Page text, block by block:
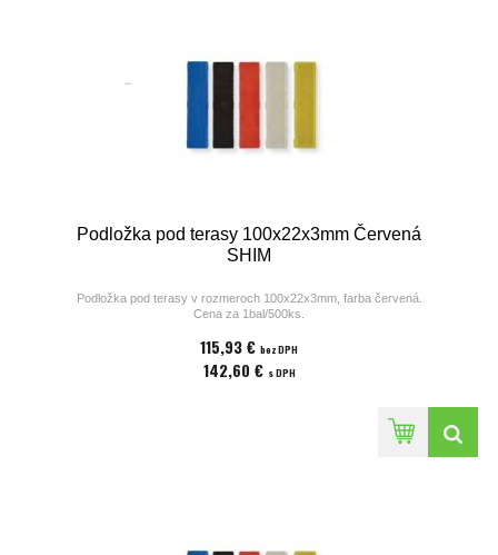
Podložka pod terasy 100x22x3mm Červená
SHIM
Podložka pod terasy v rozmeroch 100x22x3mm, farba červená.
Cena za 1bal/500ks.
115,93 € bez DPH
142,60 € s DPH